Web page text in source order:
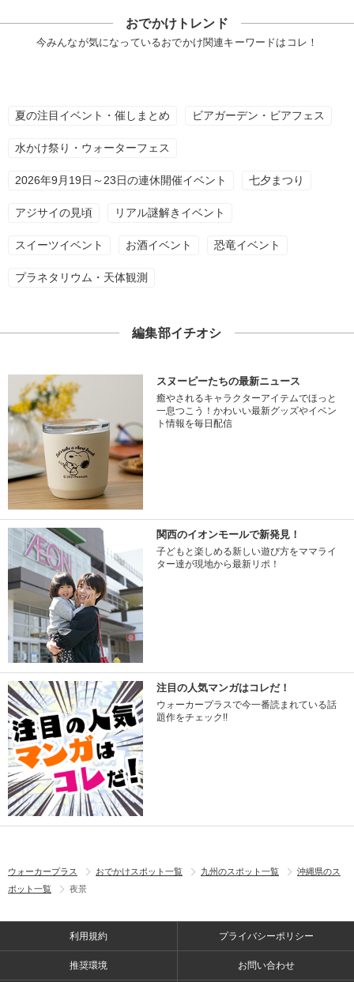
おでかけトレンド
今みんなが気になっているおでかけ関連キーワードはコレ！
夏の注目イベント・催しまとめ ビアガーデン・ビアフェス
水かけ祭り・ウォーターフェス
2026年9月19日～23日の連休開催イベント 七夕まつり
アジサイの見頃 リアル謎解きイベント
スイーツイベント お酒イベント 恐竜イベント
プラネタリウム・天体観測
編集部イチオシ
スヌーピーたちの最新ニュース
癒やされるキャラクターアイテムでほっと
一息つこう！かわいい最新グッズやイベン
ト情報を毎日配信
関西のイオンモールで新発見！
子どもと楽しめる新しい遊び方をママライ
ター達が現地から最新リポ！
注目の人気マンガはコレだ！
ウォーカープラスで今一番読まれている話
題作をチェック!!
ウォーカープラス おでかけスポット一覧 九州のスポット一覧
沖縄県のス
ポット一覧
夜景
利用規約 プライバシーポリシー
推奨環境 お問い合わせ